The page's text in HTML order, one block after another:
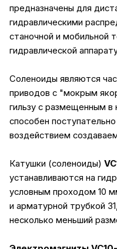
предназначены для
гидравлическими
станочной и мобильной
гидравлической
Соленоиды являются
приводов с "мокрым
гильзу с размещенным
способен
воздействием
Катушки (соленоиды)
устанавливаются на
условным проходом 10
и арматурной трубкой
несколько меньший